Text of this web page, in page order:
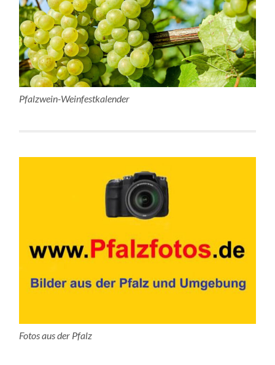
Pfalzwein-Weinfestkalender
Fotos aus der Pfalz